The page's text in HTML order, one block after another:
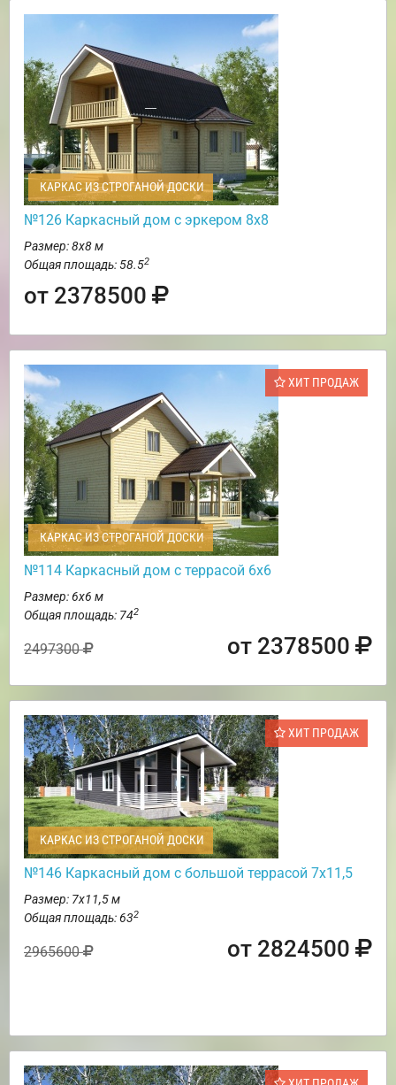
КАРКАС ИЗ СТРОГАНОЙ ДОСКИ
№126 Каркасный дом с эркером 8х8
Размер: 8х8 м
Общая площадь: 58.52
от 2378500
ХИТ ПРОДАЖ
КАРКАС ИЗ СТРОГАНОЙ ДОСКИ
№114 Каркасный дом с террасой 6х6
Размер: 6х6 м
Общая площадь: 742
2497300 от 2378500
ХИТ ПРОДАЖ
КАРКАС ИЗ СТРОГАНОЙ ДОСКИ
№146 Каркасный дом с большой террасой 7х11,5
Размер: 7х11,5 м
Общая площадь: 632
2965600 от 2824500